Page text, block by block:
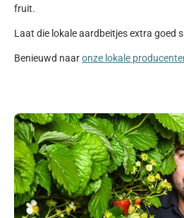
fruit.
Laat die lokale aardbeitjes extra goed
Benieuwd naaronze lokale